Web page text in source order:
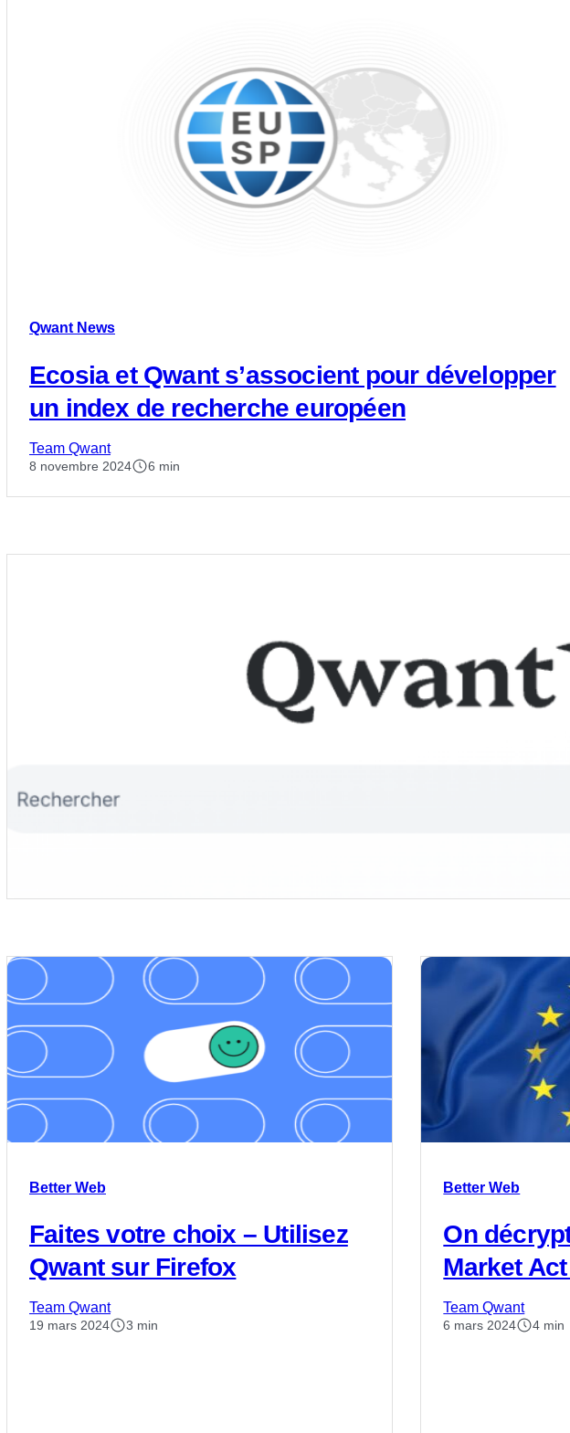
Qwant News
Ecosia et Qwant s’associent pour développer
un index de recherche européen
Team Qwant
8 novembre 2024 6 min
Better Web
Faites votre choix – Utilisez
Qwant sur Firefox
Team Qwant
19 mars 2024 3 min
Better Web
On
Market
Team Qwant
6 mars 2024 4 min